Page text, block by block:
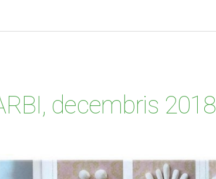
decembris 2018